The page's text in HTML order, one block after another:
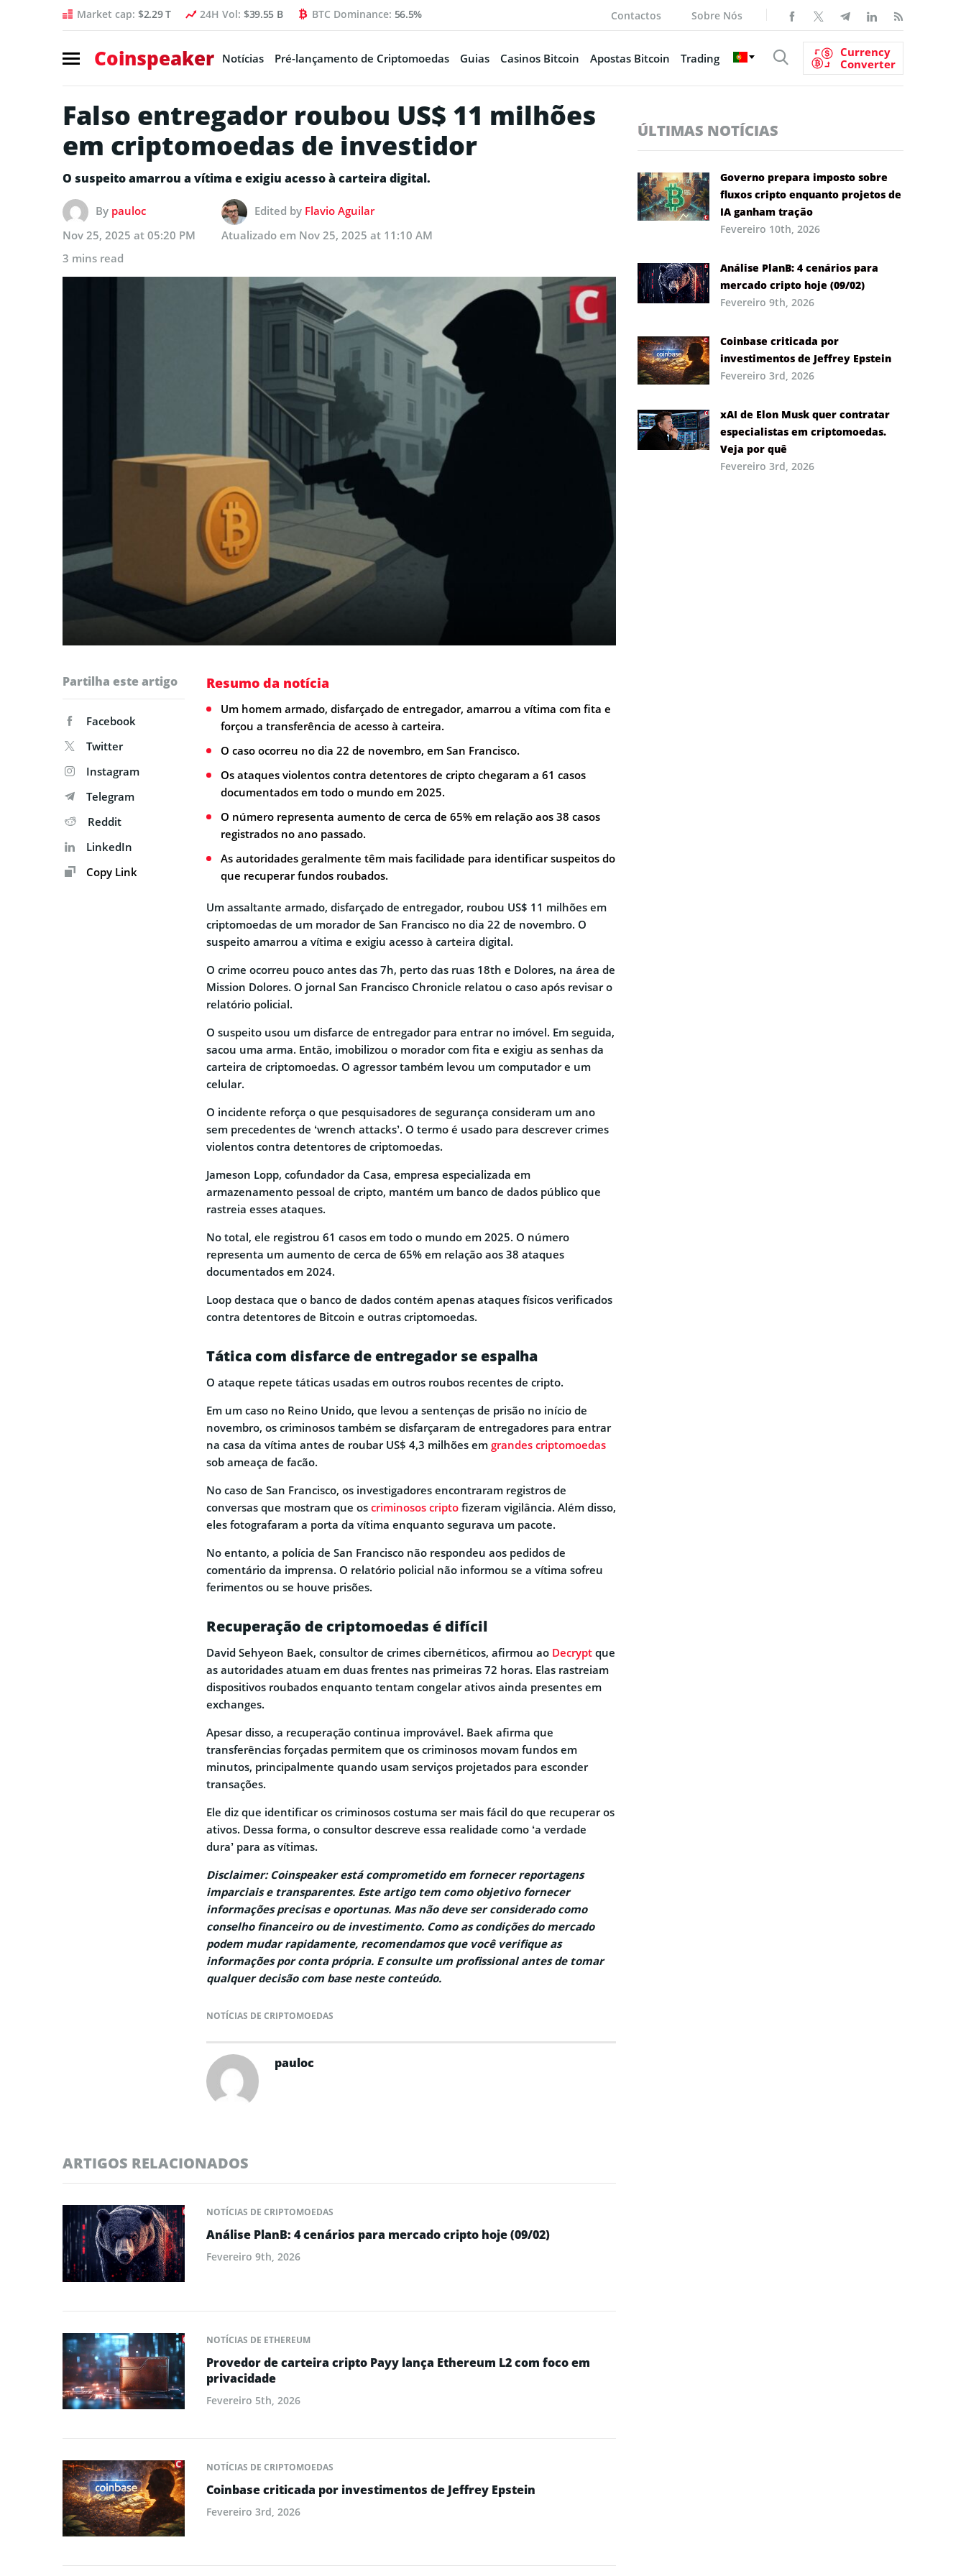
Market cap: $2.29 T 24H Vol: $39.55 B BTC Dominance: 56.5% Contactos Sobre Nós
Coinspeaker Notícias Pré-lançamento de Criptomoedas Guias Casinos Bitcoin Apostas Bitcoin Trading
Currency
Converter
Falso entregador roubou US$ 11 milhões
em criptomoedas de investidor
O suspeito amarrou a vítima e exigiu acesso à carteira digital.
By pauloc Edited by Flavio Aguilar
Nov 25, 2025 at 05:20 PM
Atualizado em Nov 25, 2025 at 11:10 AM
3 mins read
Partilha este artigo
Facebook
Twitter
Instagram
Telegram
Reddit
LinkedIn
Copy Link
Resumo da notícia
Um homem armado, disfarçado de entregador, amarrou a vítima com fita e
forçou a transferência de acesso à carteira.
O caso ocorreu no dia 22 de novembro, em San Francisco.
Os ataques violentos contra detentores de cripto chegaram a 61 casos
documentados em todo o mundo em 2025.
O número representa aumento de cerca de 65% em relação aos 38 casos
registrados no ano passado.
As autoridades geralmente têm mais facilidade para identificar suspeitos do
que recuperar fundos roubados.
Um assaltante armado, disfarçado de entregador, roubou US$ 11 milhões em
criptomoedas de um morador de San Francisco no dia 22 de novembro. O
suspeito amarrou a vítima e exigiu acesso à carteira digital.
O crime ocorreu pouco antes das 7h, perto das ruas 18th e Dolores, na área de
Mission Dolores. O jornal San Francisco Chronicle relatou o caso após revisar o
relatório policial.
O suspeito usou um disfarce de entregador para entrar no imóvel. Em seguida,
sacou uma arma. Então, imobilizou o morador com fita e exigiu as senhas da
carteira de criptomoedas. O agressor também levou um computador e um
celular.
O incidente reforça o que pesquisadores de segurança consideram um ano
sem precedentes de ‘wrench attacks’. O termo é usado para descrever crimes
violentos contra detentores de criptomoedas.
Jameson Lopp, cofundador da Casa, empresa especializada em
armazenamento pessoal de cripto, mantém um banco de dados público que
rastreia esses ataques.
No total, ele registrou 61 casos em todo o mundo em 2025. O número
representa um aumento de cerca de 65% em relação aos 38 ataques
documentados em 2024.
Loop destaca que o banco de dados contém apenas ataques físicos verificados
contra detentores de Bitcoin e outras criptomoedas.
Tática com disfarce de entregador se espalha
O ataque repete táticas usadas em outros roubos recentes de cripto.
Em um caso no Reino Unido, que levou a sentenças de prisão no início de
novembro, os criminosos também se disfarçaram de entregadores para entrar
na casa da vítima antes de roubar US$ 4,3 milhões em grandes criptomoedas
sob ameaça de facão.
No caso de San Francisco, os investigadores encontraram registros de
conversas que mostram que os criminosos cripto fizeram vigilância. Além disso,
eles fotografaram a porta da vítima enquanto segurava um pacote.
No entanto, a polícia de San Francisco não respondeu aos pedidos de
comentário da imprensa. O relatório policial não informou se a vítima sofreu
ferimentos ou se houve prisões.
Recuperação de criptomoedas é difícil
David Sehyeon Baek, consultor de crimes cibernéticos, afirmou ao Decrypt que
as autoridades atuam em duas frentes nas primeiras 72 horas. Elas rastreiam
dispositivos roubados enquanto tentam congelar ativos ainda presentes em
exchanges.
Apesar disso, a recuperação continua improvável. Baek afirma que
transferências forçadas permitem que os criminosos movam fundos em
minutos, principalmente quando usam serviços projetados para esconder
transações.
Ele diz que identificar os criminosos costuma ser mais fácil do que recuperar os
ativos. Dessa forma, o consultor descreve essa realidade como ‘a verdade
dura’ para as vítimas.
Disclaimer: Coinspeaker está comprometido em fornecer reportagens
imparciais e transparentes. Este artigo tem como objetivo fornecer
informações precisas e oportunas. Mas não deve ser considerado como
conselho financeiro ou de investimento. Como as condições do mercado
podem mudar rapidamente, recomendamos que você verifique as
informações por conta própria. E consulte um profissional antes de tomar
qualquer decisão com base neste conteúdo.
NOTÍCIAS DE CRIPTOMOEDAS
pauloc
ARTIGOS RELACIONADOS
NOTÍCIAS DE CRIPTOMOEDAS
Análise PlanB: 4 cenários para mercado cripto hoje (09/02)
Fevereiro 9th, 2026
NOTÍCIAS DE ETHEREUM
Provedor de carteira cripto Payy lança Ethereum L2 com foco em
privacidade
Fevereiro 5th, 2026
NOTÍCIAS DE CRIPTOMOEDAS
Coinbase criticada por investimentos de Jeffrey Epstein
Fevereiro 3rd, 2026
ÚLTIMAS NOTÍCIAS
Governo prepara imposto sobre
fluxos cripto enquanto projetos de
IA ganham tração
Fevereiro 10th, 2026
Análise PlanB: 4 cenários para
mercado cripto hoje (09/02)
Fevereiro 9th, 2026
Coinbase criticada por
investimentos de Jeffrey Epstein
Fevereiro 3rd, 2026
xAI de Elon Musk quer contratar
especialistas em criptomoedas.
Veja por quê
Fevereiro 3rd, 2026